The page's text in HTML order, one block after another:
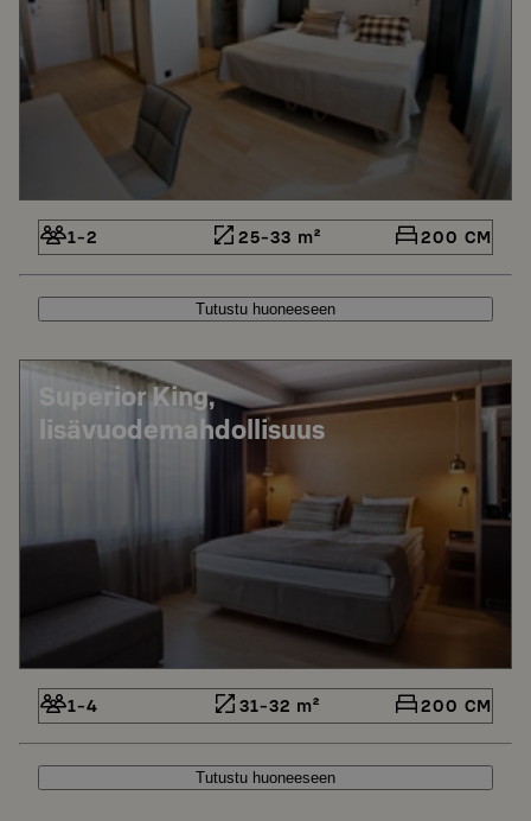
1-2 25-33 m² 200 CM
Tutustu huoneeseen
Superior King,
lisävuodemahdollisuus
1-4 31-32 m² 200 CM
Tutustu huoneeseen